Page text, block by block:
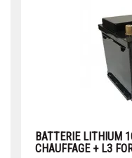
BATTERIE LITHIUM
CHAUFFAGE + L3